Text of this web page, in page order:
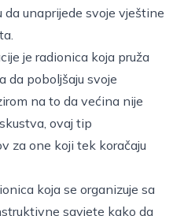
unaprijede svoje vještine
je radionica koja pruža
da poboljšaju svoje
na to da većina nije
ovaj tip
za one koji tek koračaju
koja se organizuje sa
savjete kako da